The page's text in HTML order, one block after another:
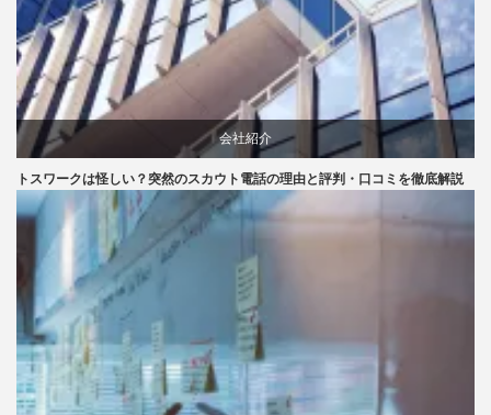
会社紹介
口コミ
トスワークは怪しい？突然のスカウト電話の理由と評判・口コミを徹底解説